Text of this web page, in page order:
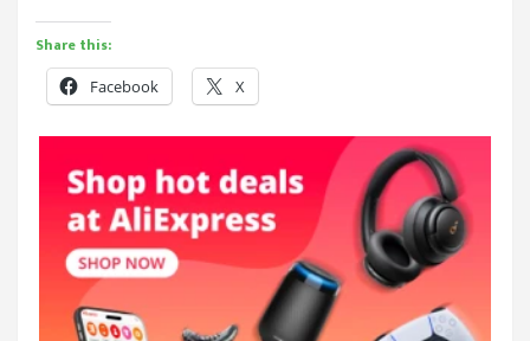
Share this:
Facebook X